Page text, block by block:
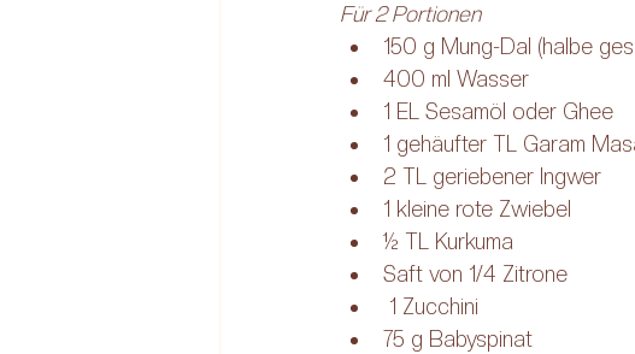
Für 2 Portionen
150 g Mung-Dal (halbe
400 ml Wasser
1 EL Sesamöl oder Ghee
1 gehäufter TL Garam
2 TL geriebener Ingwer
1 kleine rote Zwiebel
½ TL Kurkuma
Saft von 1/4 Zitrone
1 Zucchini
75 g Babyspinat